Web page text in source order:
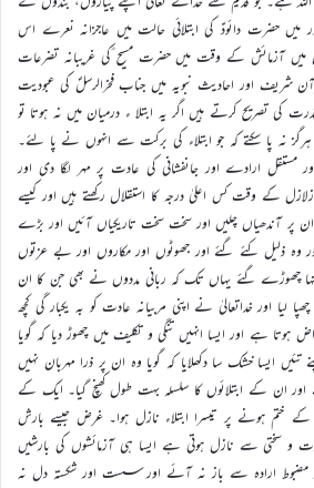
میں حضرت دائودؑ کی ابتلائی حالت میں عاجزانہ نعرے اس
میں آزمائش کے وقت میں حضرت مسیح ؑکی غریبانہ تضرعات
شریف اور احادیث نبویہ میں جناب فخرالرسلؐ کی عبودیت
کی تصریح کرتے ہیں اگر یہ ابتلا ء درمیان میں نہ ہوتا تو
ہرگز نہ پا سکتے کہ جو ابتلاء کی برکت سے انہوں نے پا لئے۔
مستقل ارادے اور جانفشانی کی عادت پر مہر لگا دی اور
کے وقت کس اعلیٰ درجہ کا استقلال رکھتے ہیں اور کیسے
ان پر آندھیاں چلیں اور سخت سخت تاریکیاں آئیں اور بڑے
ذلیل کئے گئے اور جھوٹوں اور مکاروں اور بے عزتوں
چھوڑے گئے یہاں تک کہ ربانی مددوں نے بھی جن کا ان
لیا اور خداتعالیٰ نے اپنی مربیانہ عادت کو بہ یکبار گی کچھ
ہوتا ہے اور ایسا انہیں تنگی و تکلیف میں چھوڑ دیا کہ گویا
ایسا خشک سا دکھلایا کہ گویا وہ ان پر ذرا مہربان نہیں
ان کے ابتلائوں کا سلسلہ بہت طول کھنچ گیا۔ ایک کے
ختم ہونے پر تیسرا ابتلاء نازل ہوا۔ غرض جیسے بارش
سختی سے نازل ہوتی ہے ایسا ہی آزمائشوں کی بارشیں
مضبوط ارادہ سے باز نہ آئے اور سست اور شکستہ دل نہ